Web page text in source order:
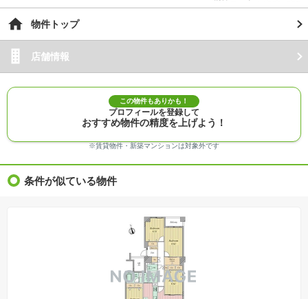
物件トップ
店舗情報
この物件もありかも！
プロフィールを登録して
おすすめ物件の精度を上げよう！
※賃貸物件・新築マンションは対象外です
条件が似ている物件